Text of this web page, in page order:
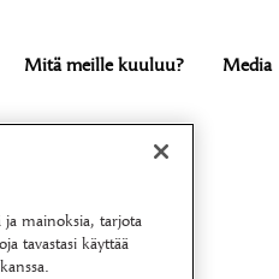
Mitä meille kuuluu? Media
ja mainoksia, tarjota
tavastasi käyttää